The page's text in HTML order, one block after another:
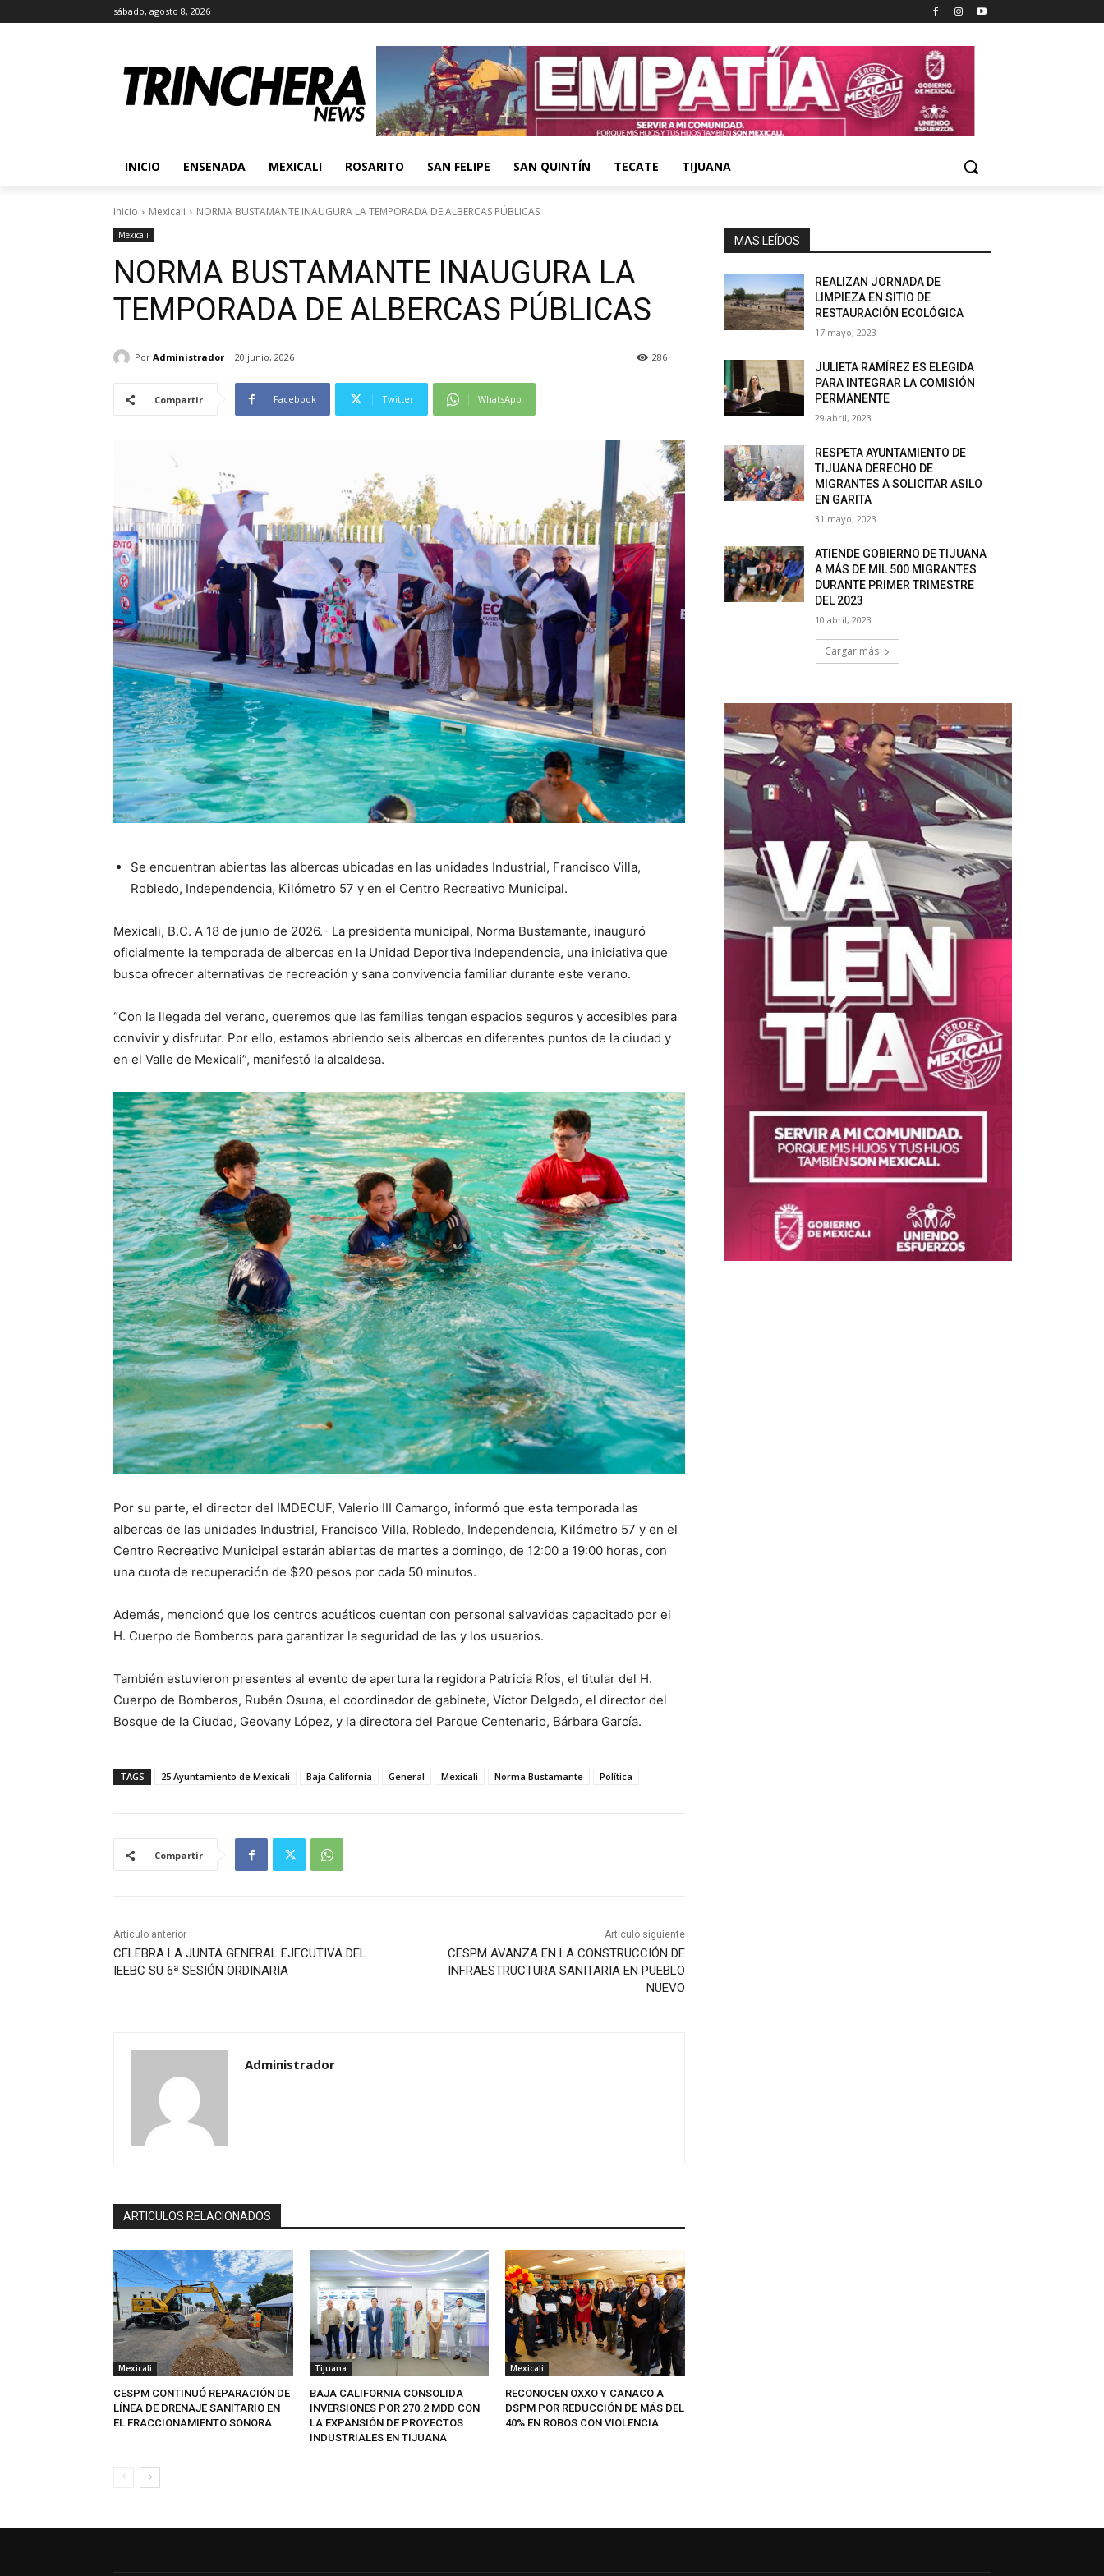
sábado, agosto 8, 2026
INICIO ENSENADA MEXICALI ROSARITO SAN FELIPE SAN QUINTÍN TECATE TIJUANA
Inicio Mexicali NORMA BUSTAMANTE INAUGURA LA TEMPORADA DE ALBERCAS PÚBLICAS
Mexicali
NORMA BUSTAMANTE INAUGURA LA
TEMPORADA DE ALBERCAS PÚBLICAS
Por Administrador 20 junio, 2026 286
Compartir Facebook Twitter WhatsApp
Se encuentran abiertas las albercas ubicadas en las unidades Industrial, Francisco Villa,
Robledo, Independencia, Kilómetro 57 y en el Centro Recreativo Municipal.
Mexicali, B.C. A 18 de junio de 2026.- La presidenta municipal, Norma Bustamante, inauguró
oficialmente la temporada de albercas en la Unidad Deportiva Independencia, una iniciativa que
busca ofrecer alternativas de recreación y sana convivencia familiar durante este verano.
“Con la llegada del verano, queremos que las familias tengan espacios seguros y accesibles para
convivir y disfrutar. Por ello, estamos abriendo seis albercas en diferentes puntos de la ciudad y
en el Valle de Mexicali”, manifestó la alcaldesa.
Por su parte, el director del IMDECUF, Valerio III Camargo, informó que esta temporada las
albercas de las unidades Industrial, Francisco Villa, Robledo, Independencia, Kilómetro 57 y en el
Centro Recreativo Municipal estarán abiertas de martes a domingo, de 12:00 a 19:00 horas, con
una cuota de recuperación de $20 pesos por cada 50 minutos.
Además, mencionó que los centros acuáticos cuentan con personal salvavidas capacitado por el
H. Cuerpo de Bomberos para garantizar la seguridad de las y los usuarios.
También estuvieron presentes al evento de apertura la regidora Patricia Ríos, el titular del H.
Cuerpo de Bomberos, Rubén Osuna, el coordinador de gabinete, Víctor Delgado, el director del
Bosque de la Ciudad, Geovany López, y la directora del Parque Centenario, Bárbara García.
TAGS 25 Ayuntamiento de Mexicali Baja California General Mexicali Norma Bustamante Política
Compartir
Artículo anterior
CELEBRA LA JUNTA GENERAL EJECUTIVA DEL
IEEBC SU 6ª SESIÓN ORDINARIA
Artículo siguiente
CESPM AVANZA EN LA CONSTRUCCIÓN DE
INFRAESTRUCTURA SANITARIA EN PUEBLO
NUEVO
Administrador
ARTICULOS RELACIONADOS
Mexicali
CESPM CONTINUÓ REPARACIÓN DE
LÍNEA DE DRENAJE SANITARIO EN
EL FRACCIONAMIENTO SONORA
Tijuana
BAJA CALIFORNIA CONSOLIDA
INVERSIONES POR 270.2 MDD CON
LA EXPANSIÓN DE PROYECTOS
INDUSTRIALES EN TIJUANA
Mexicali
RECONOCEN OXXO Y CANACO A
DSPM POR REDUCCIÓN DE MÁS DEL
40% EN ROBOS CON VIOLENCIA
MAS LEÍDOS
REALIZAN JORNADA DE
LIMPIEZA EN SITIO DE
RESTAURACIÓN ECOLÓGICA
17 mayo, 2023
JULIETA RAMÍREZ ES ELEGIDA
PARA INTEGRAR LA COMISIÓN
PERMANENTE
29 abril, 2023
RESPETA AYUNTAMIENTO DE
TIJUANA DERECHO DE
MIGRANTES A SOLICITAR ASILO
EN GARITA
31 mayo, 2023
ATIENDE GOBIERNO DE TIJUANA
A MÁS DE MIL 500 MIGRANTES
DURANTE PRIMER TRIMESTRE
DEL 2023
10 abril, 2023
Cargar más